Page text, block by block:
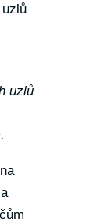
uzlů
na